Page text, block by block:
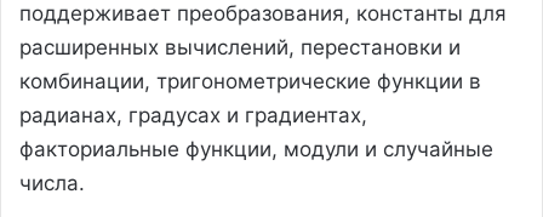
поддерживает преобразования, константы для
расширенных вычислений, перестановки и
комбинации, тригонометрические функции в
радианах, градусах и градиентах,
факториальные функции, модули и случайные
числа.